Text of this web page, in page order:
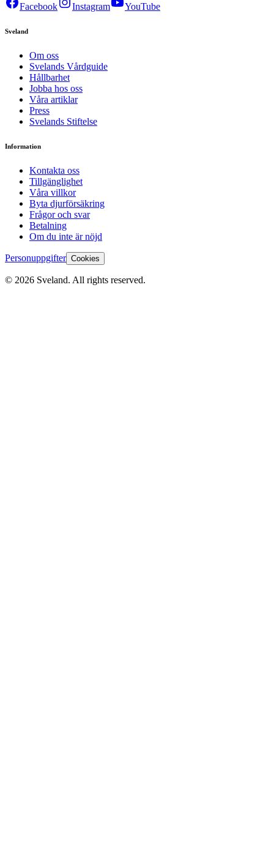
Facebook Instagram YouTube
Sveland
Om oss
Svelands Vårdguide
Hållbarhet
Jobba hos oss
Våra artiklar
Press
Svelands Stiftelse
Information
Kontakta oss
Tillgänglighet
Våra villkor
Byta djurförsäkring
Frågor och svar
Betalning
Om du inte är nöjd
Personuppgifter Cookies
© 2026 Sveland. All rights reserved.